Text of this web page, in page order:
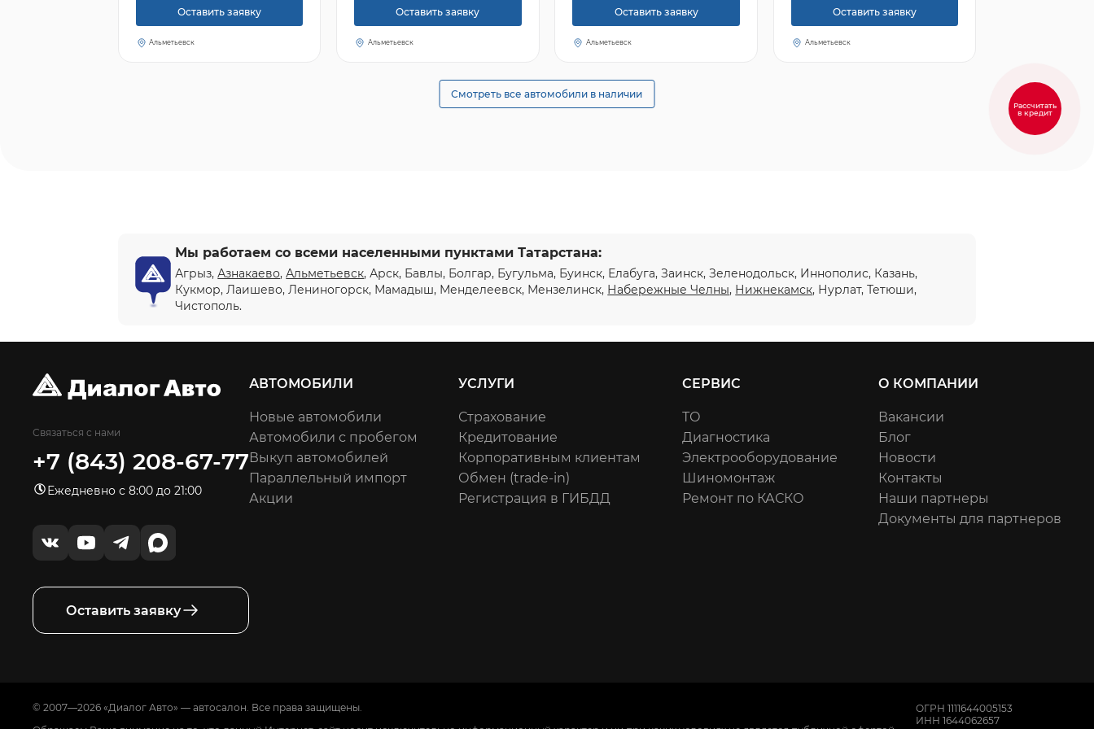
Оставить заявку
Альметьевск
Оставить заявку
Альметьевск
Оставить заявку
Альметьевск
Оставить заявку
Альметьевск
Смотреть все автомобили в наличии
Мы работаем со всеми населенными пунктами Татарстана:
Агрыз,Азнакаево,Альметьевск, Арск, Бавлы, Болгар, Бугульма, Буинск, Елабуга, Заинск, Зеленодольск, Иннополис, Казань,
Кукмор, Лаишево, Лениногорск, Мамадыш, Менделеевск, Мензелинск, Набережные Челны, Нижнекамск, Нурлат, Тетюши,
Чистополь.
Связаться с нами
+7 (843) 208-67-77
Ежедневно с 8:00 до 21:00
Оставить заявку
АВТОМОБИЛИ
Новые автомобили
Автомобили с пробегом
Выкуп автомобилей
Параллельный импорт
Акции
УСЛУГИ
Страхование
Кредитование
Корпоративным клиентам
Обмен (trade-in)
Регистрация в ГИБДД
СЕРВИС
ТО
Диагностика
Электрооборудование
Шиномонтаж
Ремонт по КАСКО
О КОМПАНИИ
Вакансии
Блог
Новости
Контакты
Наши партнеры
Документы для партнеров
© 2007—2026 «Диалог Авто» — автосалон. Все права защищены.
ОГРН 1111644005153
ИНН 1644062657
Рассчитать
в кредит